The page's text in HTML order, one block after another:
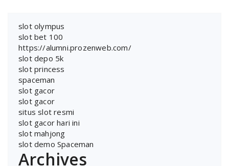
slot olympus
slot bet 100
https://alumni.prozenweb.com/
slot depo 5k
slot princess
spaceman
slot gacor
slot gacor
situs slot resmi
slot gacor hari ini
slot mahjong
slot demo Spaceman
Archives